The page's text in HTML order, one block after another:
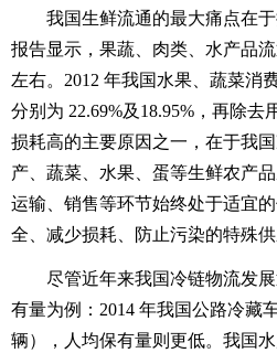
我国生鲜流通的最大痛点在于
报告显示，果蔬、肉类、水产品
左右。2012 年我国水果、蔬菜消
分别为 22.69%及18.95%，再除
损耗高的主要原因之一，在于我
产、蔬菜、水果、蛋等生鲜农产
运输、销售等环节始终处于适宜
全、减少损耗、防止污染的特殊供
尽管近年来我国冷链物流发展
有量为例：2014 年我国公路冷藏
辆），人均保有量则更低。我国